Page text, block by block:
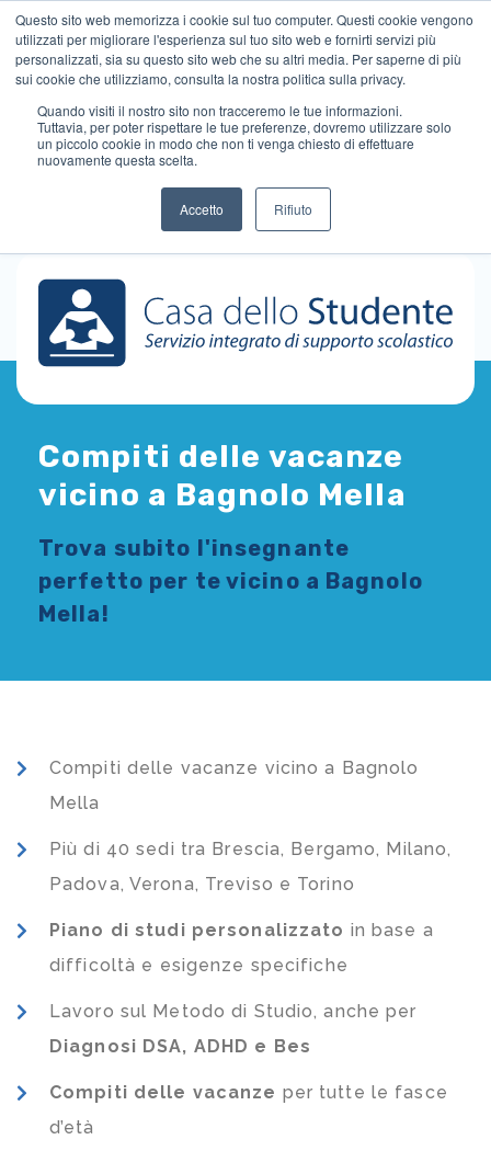
Questo sito web memorizza i cookie sul tuo computer. Questi cookie vengono
utilizzati per migliorare l'esperienza sul tuo sito web e fornirti servizi più
personalizzati, sia su questo sito web che su altri media. Per saperne di più
sui cookie che utilizziamo, consulta la nostra politica sulla privacy.
Quando visiti il ​​nostro sito non tracceremo le tue informazioni.
Tuttavia, per poter rispettare le tue preferenze, dovremo utilizzare solo
un piccolo cookie in modo che non ti venga chiesto di effettuare
nuovamente questa scelta.
Accetto Rifiuto
Compiti delle vacanze
vicino a Bagnolo Mella
Trova subito l'insegnante
perfetto per te vicino a Bagnolo
Mella!
Compiti delle vacanze vicino a Bagnolo
Mella
Più di 40 sedi tra Brescia, Bergamo, Milano,
Padova, Verona, Treviso e Torino
Piano di studi personalizzato in base a
difficoltà e esigenze specifiche
Lavoro sul Metodo di Studio, anche per
Diagnosi DSA, ADHD e Bes
Compiti delle vacanze per tutte le fasce
d’età